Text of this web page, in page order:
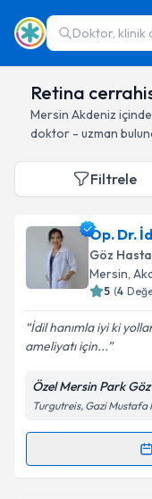
Doktor, klinik
Retina
Mersin Akdeniz
doktor - uzman
Filtrele
Op. Dr.
Göz
Mersin,
5 (4
İdil hanımla iyi ki
ameliyatı için...
Özel Mersin Park
Turgutreis, Gazi Mustafa
Randevu